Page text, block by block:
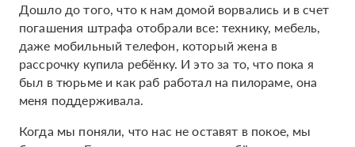
Дошло до того, что к нам домой ворвались и в счет
погашения штрафа отобрали все: технику, мебель,
даже мобильный телефон, который жена в
рассрочку купила ребёнку. И это за то, что пока я
был в тюрьме и как раб работал на пилораме, она
меня поддерживала.
Когда мы поняли, что нас не оставят в покое, мы